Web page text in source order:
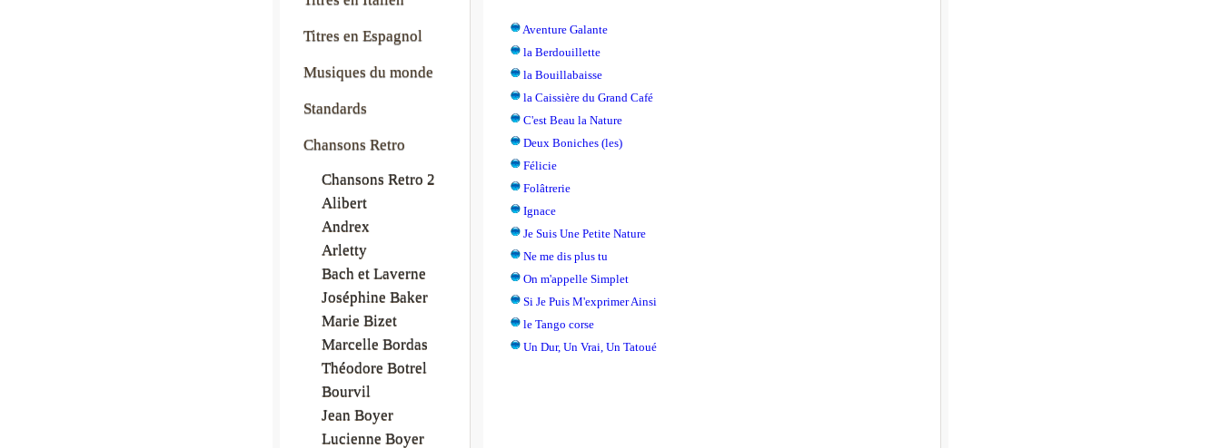
Aventure Galante
la Berdouillette
la Bouillabaisse
la Caissière du Grand Café
C'est Beau la Nature
Deux Boniches (les)
Félicie
Folâtrerie
Ignace
Je Suis Une Petite Nature
Ne me dis plus tu
On m'appelle Simplet
Si Je Puis M'exprimer Ainsi
le Tango corse
Un Dur, Un Vrai, Un Tatoué
Titres en Espagnol
Musiques du monde
Standards
Chansons Retro
Chansons Retro 2
Alibert
Andrex
Arletty
Bach et Laverne
Joséphine Baker
Marie Bizet
Marcelle Bordas
Théodore Botrel
Bourvil
Jean Boyer
Lucienne Boyer